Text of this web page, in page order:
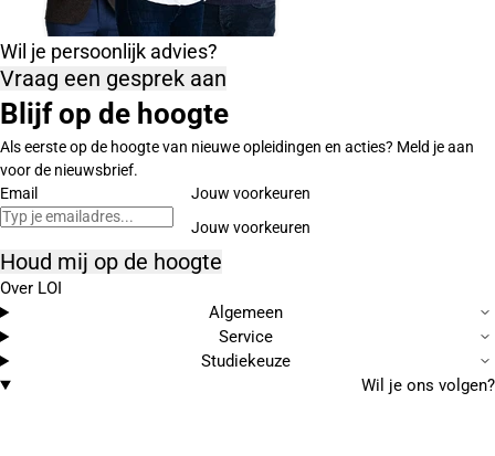
Wil je persoonlijk advies?
Vraag een gesprek aan
Blijf op de hoogte
Als eerste op de hoogte van nieuwe opleidingen en acties? Meld je aan
voor de nieuwsbrief.
Email
Jouw voorkeuren
Houd mij op de hoogte
Over LOI
Algemeen
Service
Studiekeuze
Wil je ons volgen?